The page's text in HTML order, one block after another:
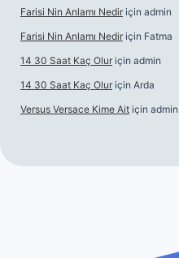
Farisi Nin Anlamı Nedir için admin
Farisi Nin Anlamı Nedir için Fatma
14 30 Saat Kaç Olur için admin
14 30 Saat Kaç Olur için Arda
Versus Versace Kime Ait için admin